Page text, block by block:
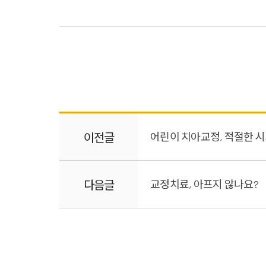
이전글 어린이 치아교정, 적절한
다음글 교정치료, 아프지 않나요?